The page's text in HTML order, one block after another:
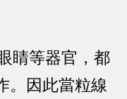
睛等器官，都
。因此當粒線